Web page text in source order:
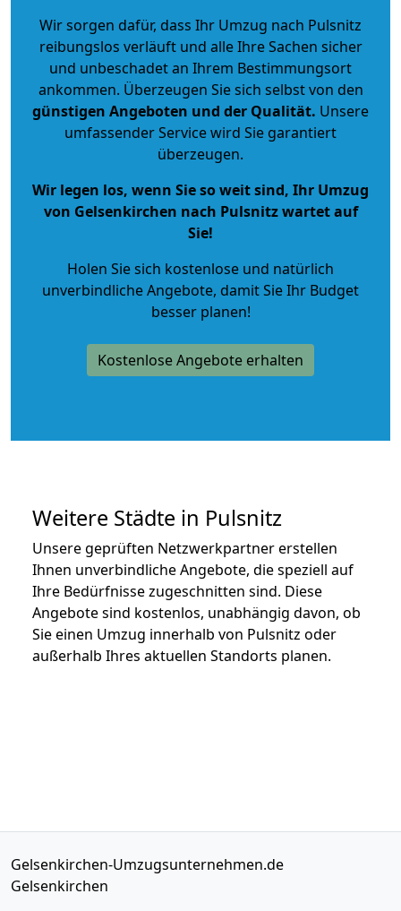
Wir sorgen dafür, dass Ihr Umzug nach Pulsnitz
reibungslos verläuft und alle Ihre Sachen sicher
und unbeschadet an Ihrem Bestimmungsort
ankommen. Überzeugen Sie sich selbst von den
günstigen Angeboten und der Qualität. Unsere
umfassender Service wird Sie garantiert
überzeugen.
Wir legen los, wenn Sie so weit sind, Ihr Umzug
von Gelsenkirchen nach Pulsnitz wartet auf
Sie!
Holen Sie sich kostenlose und natürlich
unverbindliche Angebote, damit Sie Ihr Budget
besser planen!
Kostenlose Angebote erhalten
Weitere Städte in Pulsnitz
Unsere geprüften Netzwerkpartner erstellen
Ihnen unverbindliche Angebote, die speziell auf
Ihre Bedürfnisse zugeschnitten sind. Diese
Angebote sind kostenlos, unabhängig davon, ob
Sie einen Umzug innerhalb von Pulsnitz oder
außerhalb Ihres aktuellen Standorts planen.
Gelsenkirchen-Umzugsunternehmen.de
Gelsenkirchen